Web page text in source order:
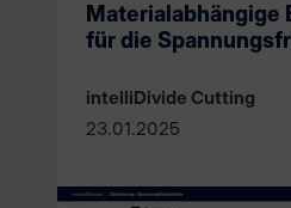
Materialabhängige
für die
intelliDivide Cutting
23.01.2025